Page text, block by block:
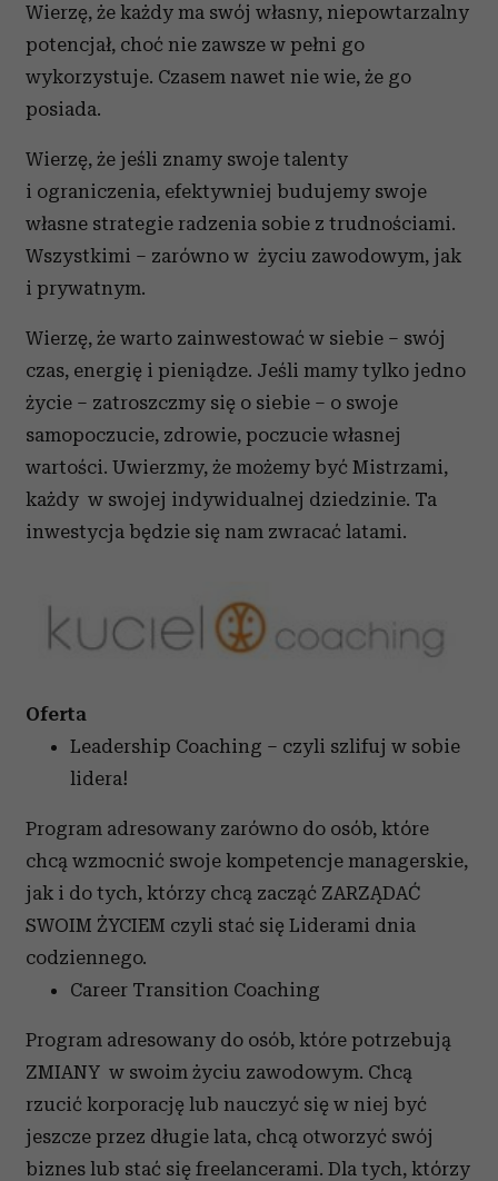
Wierzę, że każdy ma swój własny, niepowtarzalny
potencjał, choć nie zawsze w pełni go
wykorzystuje. Czasem nawet nie wie, że go
posiada.
Wierzę, że jeśli znamy swoje talenty
i ograniczenia, efektywniej budujemy swoje
własne strategie radzenia sobie z trudnościami.
Wszystkimi – zarówno w życiu zawodowym, jak
i prywatnym.
Wierzę, że warto zainwestować w siebie – swój
czas, energię i pieniądze. Jeśli mamy tylko jedno
życie – zatroszczmy się o siebie – o swoje
samopoczucie, zdrowie, poczucie własnej
wartości. Uwierzmy, że możemy być Mistrzami,
każdy w swojej indywidualnej dziedzinie. Ta
inwestycja będzie się nam zwracać latami.
Oferta
Leadership Coaching – czyli szlifuj w sobie
lidera!
Program adresowany zarówno do osób, które
chcą wzmocnić swoje kompetencje managerskie,
jak i do tych, którzy chcą zacząć ZARZĄDAĆ
SWOIM ŻYCIEM czyli stać się Liderami dnia
codziennego.
Career Transition Coaching
Program adresowany do osób, które potrzebują
ZMIANY w swoim życiu zawodowym. Chcą
rzucić korporację lub nauczyć się w niej być
jeszcze przez długie lata, chcą otworzyć swój
biznes lub stać się freelancerami. Dla tych, którzy